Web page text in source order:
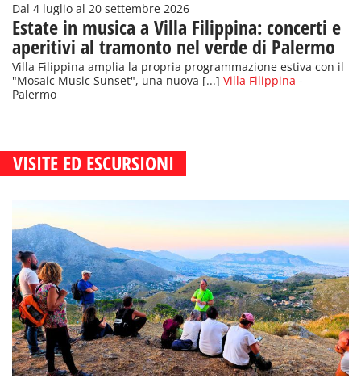
Dal 4 luglio al 20 settembre 2026
Estate in musica a Villa Filippina: concerti e
aperitivi al tramonto nel verde di Palermo
Villa Filippina amplia la propria programmazione estiva con il
"Mosaic Music Sunset", una nuova [...] Villa Filippina -
Palermo
VISITE ED ESCURSIONI